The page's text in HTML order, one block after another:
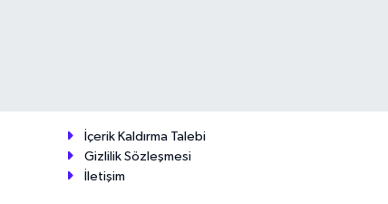
İçerik Kaldırma Talebi
Gizlilik Sözleşmesi
İletişim